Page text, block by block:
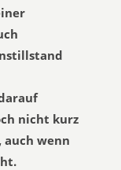
nicht kurz
auch wenn